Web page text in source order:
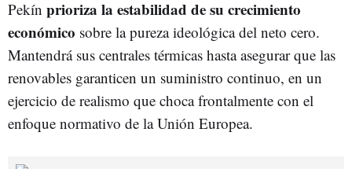
Pekín prioriza la estabilidad de su crecimiento
económico sobre la pureza ideológica del neto cero.
Mantendrá sus centrales térmicas hasta asegurar que las
renovables garanticen un suministro continuo, en un
ejercicio de realismo que choca frontalmente con el
enfoque normativo de la Unión Europea.